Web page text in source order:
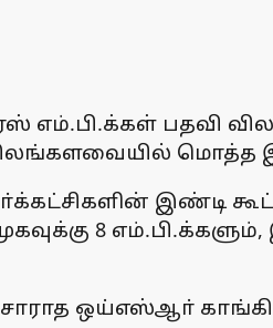
எம்.பி.க்கள் பதவி
மொத்த
இண்டி
8
ஒய்எஸ்ஆா்